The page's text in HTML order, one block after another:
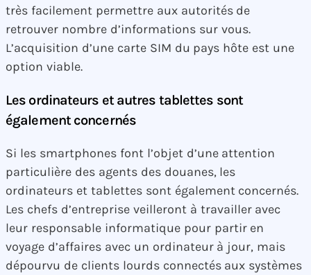
très facilement permettre aux autorités de
retrouver nombre d’informations sur vous.
L’acquisition d’une carte SIM du pays hôte est une
option viable.
Les ordinateurs et autres tablettes sont
également concernés
Si les smartphones font l’objet d’une attention
particulière des agents des douanes, les
ordinateurs et tablettes sont également concernés.
Les chefs d’entreprise veilleront à travailler avec
leur responsable informatique pour partir en
voyage d’affaires avec un ordinateur à jour, mais
dépourvu de clients lourds connectés aux systèmes